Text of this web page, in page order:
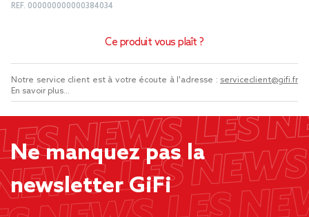
REF. 000000000000384034
Ce produit vous plaît ?
Notre service client est à votre écoute à l'adresse : serviceclient@gifi.fr
En savoir plus...
Ne manquez pas la
newsletter GiFi